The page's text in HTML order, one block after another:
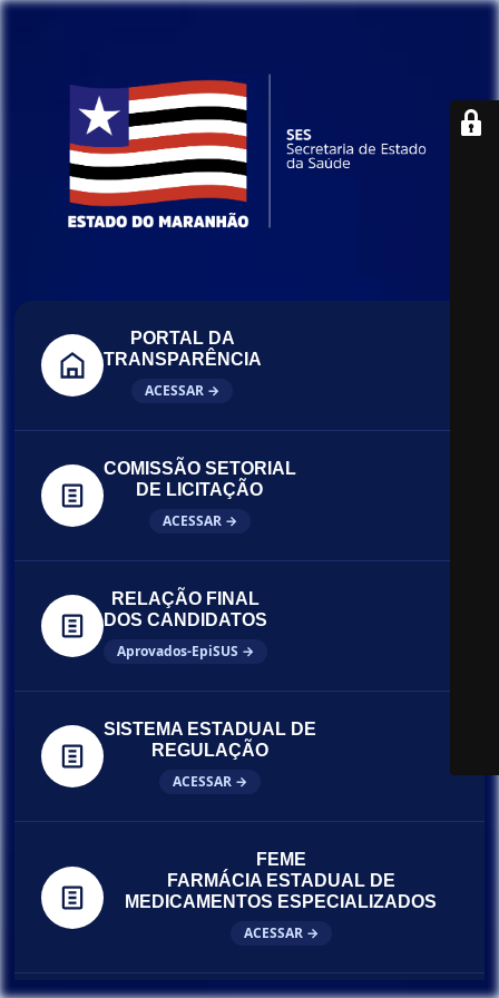
PORTAL DA
TRANSPARÊNCIA
ACESSAR →
COMISSÃO SETORIAL
DE LICITAÇÃO
ACESSAR →
RELAÇÃO FINAL
DOS CANDIDATOS
Aprovados-EpiSUS →
SISTEMA ESTADUAL DE
REGULAÇÃO
ACESSAR →
FEME
FARMÁCIA ESTADUAL DE
MEDICAMENTOS ESPECIALIZADOS
ACESSAR →